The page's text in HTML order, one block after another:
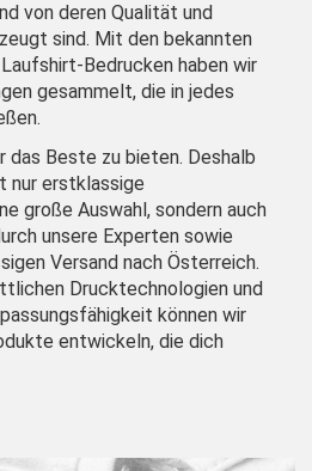
von deren Qualität und
sind. Mit den bekannten
Bedrucken haben wir
gesammelt, die in jedes
das Beste zu bieten. Deshalb
nur erstklassige
große Auswahl, sondern auch
unsere Experten sowie
Versand nach Österreich.
Drucktechnologien und
können wir
entwickeln, die dich